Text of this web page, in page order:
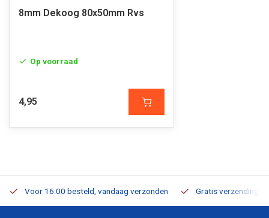
8mm Dekoog 80x50mm Rvs
Op voorraad
4,95
Voor 16:00 besteld, vandaag verzonden Gratis verzending